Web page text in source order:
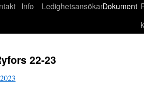
Info LedighetsansökanDokument
22-23